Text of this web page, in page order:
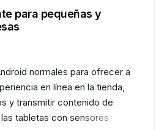
para pequeñas y
normales para ofrecer a
en línea en la tienda,
y transmitir contenido de
tabletas con sensores